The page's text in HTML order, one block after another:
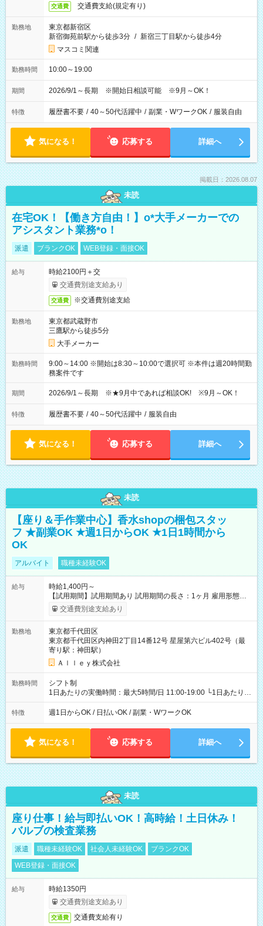
交通費 交通費支給(規定有り)
勤務地
東京都新宿区
新宿御苑前駅から徒歩3分 / 新宿三丁目駅から徒歩4分
マスコミ関連
勤務時間 10:00～19:00
期間 2026/9/1～長期 ※開始日相談可能 ※9月～OK！
特徴 履歴書不要 / 40～50代活躍中 / 副業・WワークOK / 服装自由
気になる！ 応募する 詳細へ
掲載日：2026.08.07
未読
在宅OK！【働き方自由！】o*大手メーカーでの
アシスタント業務*o！
派遣 ブランクOK WEB登録・面接OK
給与
時給2100円＋交
交通費別途支給あり
交通費 ※交通費別途支給
勤務地
東京都武蔵野市
三鷹駅から徒歩5分
大手メーカー
勤務時間
9:00～14:00 ※開始は8:30～10:00で選択可 ※本件は週20時間勤
務案件です
期間 2026/9/1～長期 ※★9月中であれば相談OK! ※9月～OK！
特徴 履歴書不要 / 40～50代活躍中 / 服装自由
気になる！ 応募する 詳細へ
未読
【座り＆手作業中心】香水shopの梱包スタッ
フ ★副業OK ★週1日からOK ★1日1時間から
OK
アルバイト 職種未経験OK
給与
時給1,400円～
【試用期間】試用期間あり 試用期間の長さ：1ヶ月 雇用形態、
給与は本採用時と同じです。
交通費別途支給あり
勤務地
東京都千代田区
東京都千代田区内神田2丁目14番12号 星屋第六ビル402号（最
寄り駅：神田駅）
Ａｌｌｅｙ株式会社
勤務時間
シフト制
1日あたりの実働時間：最大5時間/日 11:00-19:00 └1日あたりの
実働時間：1-5時間 └上記の時間帯内であれば、いつでも勤務可
能！ └平日・土曜日の中で、お好きな曜日でご勤務いただけま
18:00 などのように、自由な働き方が可能なお仕事です！
特徴 週1日からOK / 日払いOK / 副業・WワークOK
気になる！ 応募する 詳細へ
未読
座り仕事！給与即払いOK！高時給！土日休み！
バルブの検査業務
派遣 職種未経験OK 社会人未経験OK
ブランクOK
WEB登録・面接OK
給与
時給1350円
交通費別途支給あり
交通費 交通費支給有り